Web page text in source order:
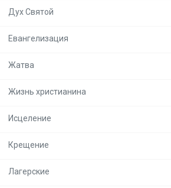
Дух Святой
Евангелизация
Жатва
Жизнь христианина
Исцеление
Крещение
Лагерские